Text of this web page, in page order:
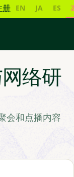
册 EN JA ES
络研
会和点播内容